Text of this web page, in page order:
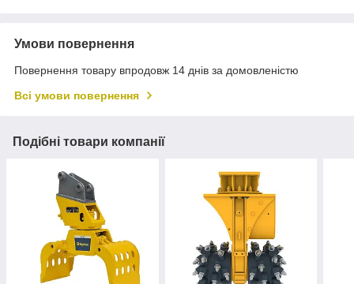
Умови повернення
Повернення товару впродовж 14 днів за домовленістю
Всі умови повернення
Подібні товари компанії